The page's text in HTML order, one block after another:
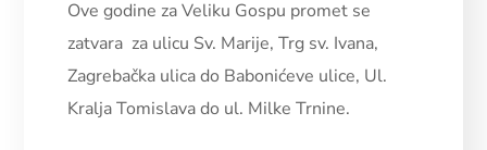
Ove godine za Veliku Gospu promet se
zatvara za ulicu Sv. Marije, Trg sv. Ivana,
Zagrebačka ulica do Babonićeve ulice, Ul.
Kralja Tomislava do ul. Milke Trnine.